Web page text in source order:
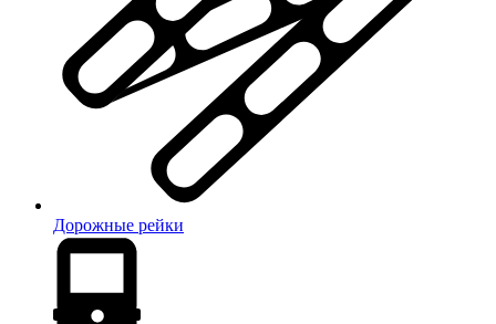
Дорожные рейки